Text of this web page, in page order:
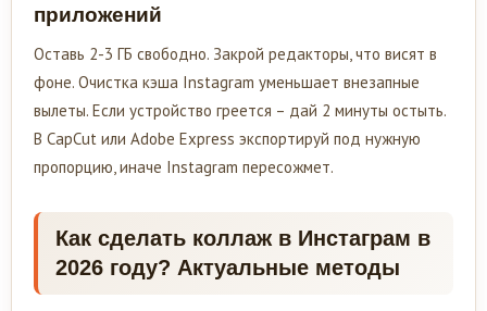
приложений
Оставь 2-3 ГБ свободно. Закрой редакторы, что висят в
фоне. Очистка кэша Instagram уменьшает внезапные
вылеты. Если устройство греется – дай 2 минуты остыть.
В CapCut или Adobe Express экспортируй под нужную
пропорцию, иначе Instagram пересожмет.
Как сделать коллаж в Инстаграм в
2026 году? Актуальные методы